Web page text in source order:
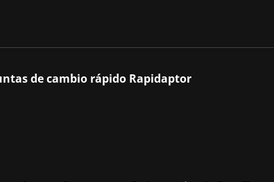
de cambio rápido Rapidaptor